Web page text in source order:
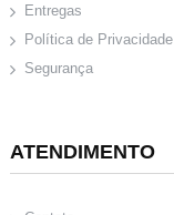
Entregas
Política de Privacidade
Segurança
ATENDIMENTO